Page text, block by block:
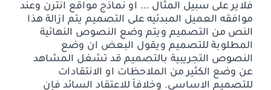
فلاير على سبيل المثال ... او نماذج مواقع انترن وعند
موافقه العميل المبدئيه على التصميم يتم ازالة هذا
النص من التصميم ويتم وضع النصوص النهائية
المطلوبة للتصميم ويقول البعض ان وضع
النصوص التجريبية بالتصميم قد تشغل المشاهد
عن وضع الكثير من الملاحظات او الانتقادات
للتصميم الاساسي. وخلافاَ للاعتقاد السائد فإن